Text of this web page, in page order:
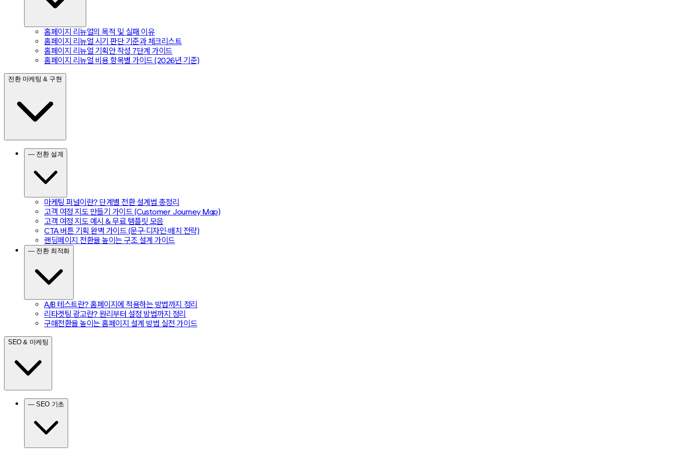
홈페이지 리뉴얼의 목적 및 실패 이유
홈페이지 리뉴얼 시기 판단 기준과 체크리스트
홈페이지 리뉴얼 기획안 작성 7단계 가이드
홈페이지 리뉴얼 비용 항목별 가이드 (2026년 기준)
전환 마케팅 & 구현
— 전환 설계
마케팅 퍼널이란? 단계별 전환 설계법 총정리
고객 여정 지도 만들기 가이드 (Customer Journey Map)
고객 여정 지도 예시 & 무료 템플릿 모음
CTA 버튼 기획 완벽 가이드 (문구·디자인·배치 전략)
랜딩페이지 전환율 높이는 구조 설계 가이드
— 전환 최적화
A/B 테스트란? 홈페이지에 적용하는 방법까지 정리
리타겟팅 광고란? 원리부터 설정 방법까지 정리
구매전환율 높이는 홈페이지 설계 방법 실전 가이드
SEO & 마케팅
— SEO 기초